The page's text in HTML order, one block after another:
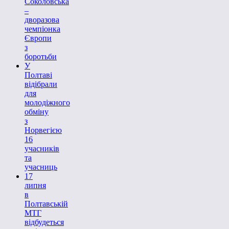
–
дворазова
чемпіонка
Європи
з
боротьби
У
Полтаві
відібрали
для
молодіжного
обміну
з
Норвегією
16
учасників
та
учасниць
17
липня
в
Полтавській
МТГ
відбудеться